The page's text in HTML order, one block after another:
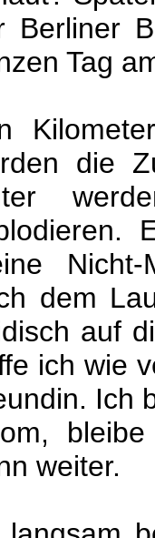
Berliner
Tag
die
Nicht-
dem
auf
ich wie
Ich
weiter.